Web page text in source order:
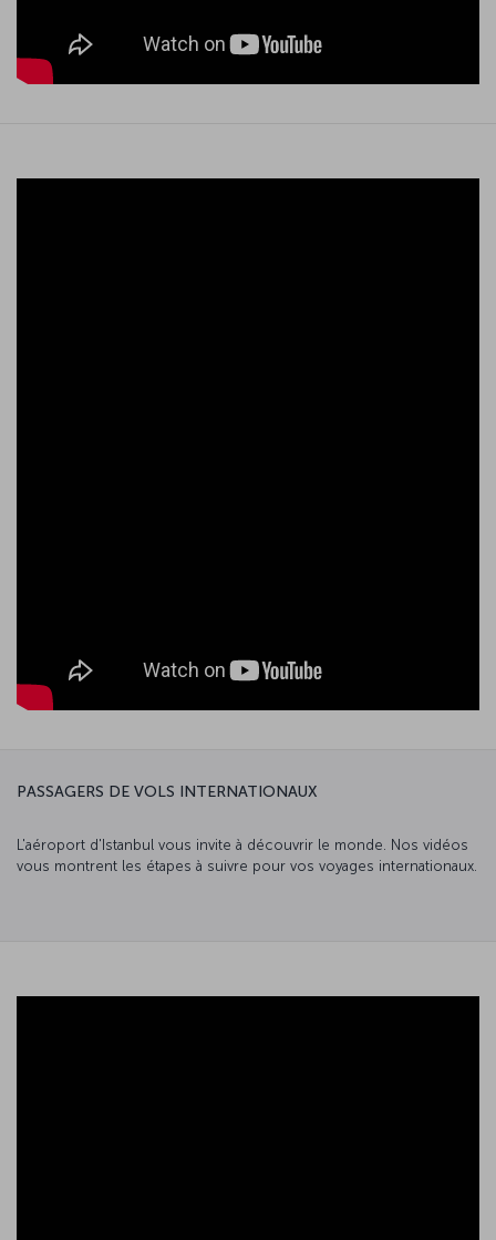
PASSAGERS DE VOLS INTERNATIONAUX
L'aéroport d'Istanbul vous invite à découvrir le monde. Nos vidéos
vous montrent les étapes à suivre pour vos voyages internationaux.